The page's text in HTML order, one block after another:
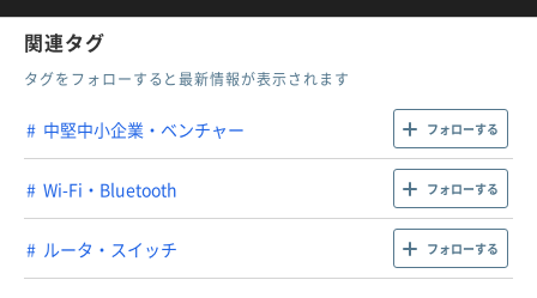
関連タグ
タグをフォローすると最新情報が表示されます
中堅中小企業・ベンチャー フォローする
Wi-Fi・Bluetooth フォローする
ルータ・スイッチ フォローする